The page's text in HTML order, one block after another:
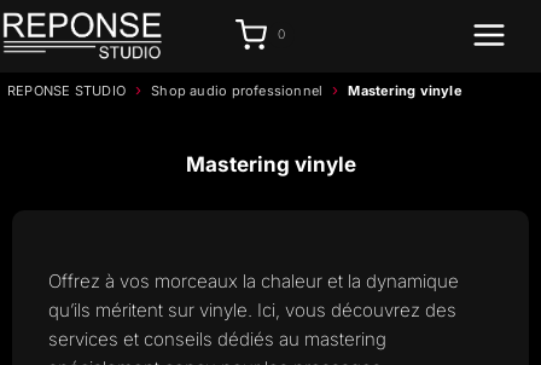
Aller
au
0
REPONSE STUDIO › Shop audio professionnel › Mastering vinyle
Mastering vinyle
Offrez à vos morceaux la chaleur et la dynamique
qu’ils méritent sur vinyle. Ici, vous découvrez des
services et conseils dédiés au mastering